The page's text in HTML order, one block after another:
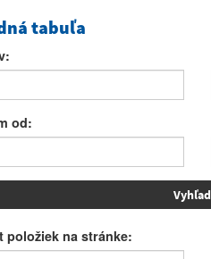
tabuľa
od:
položiek na stránke: